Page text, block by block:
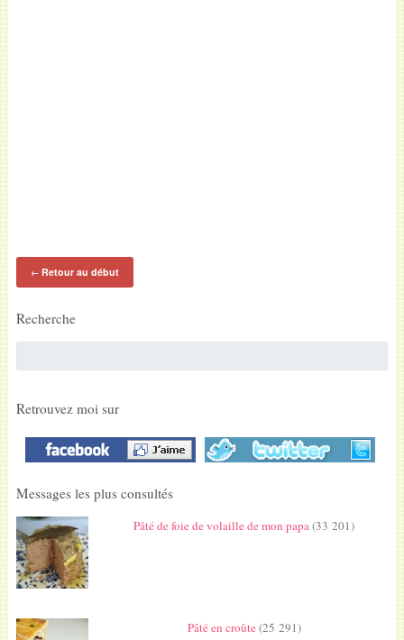
←Retour au début
Recherche
Retrouvez moi sur
Messages les plus consultés
Pâté de foie de volaille de mon papa(33 201)
Pâté en croûte(25 291)